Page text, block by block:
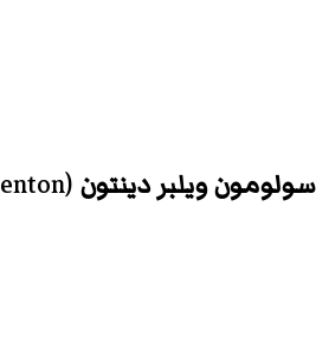
سولومون ويلبر دينتون (